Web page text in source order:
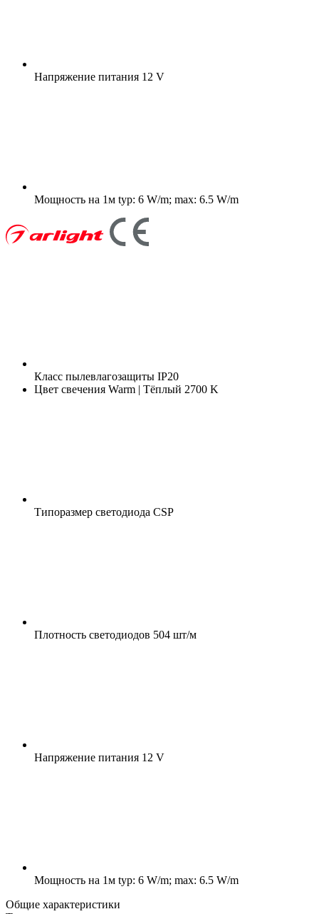
Напряжение питания 12 V
Мощность на 1м typ: 6 W/m; max: 6.5 W/m
Класс пылевлагозащиты IP20
Цвет свечения Warm | Тёплый 2700 K
Типоразмер светодиода CSP
Плотность светодиодов 504 шт/м
Напряжение питания 12 V
Мощность на 1м typ: 6 W/m; max: 6.5 W/m
Общие характеристики